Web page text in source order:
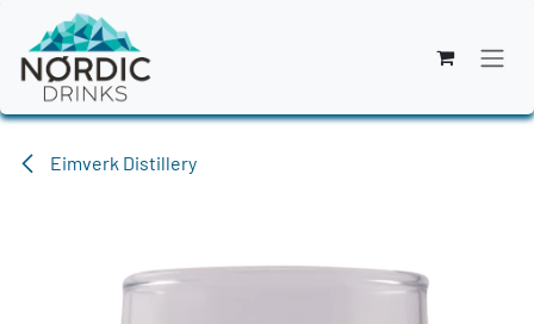
Zum Inhalt springen
Eimverk Distillery